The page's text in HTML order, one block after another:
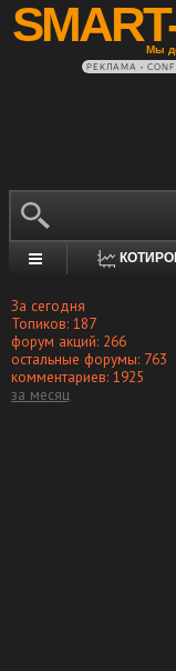
Мы
РЕКЛАМА •
За сегодня
Топиков: 187
форум акций: 266
остальные форумы: 763
комментариев: 1925
за месяц